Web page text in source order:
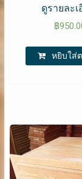
ดูรายละเ
฿
หยิบใส่